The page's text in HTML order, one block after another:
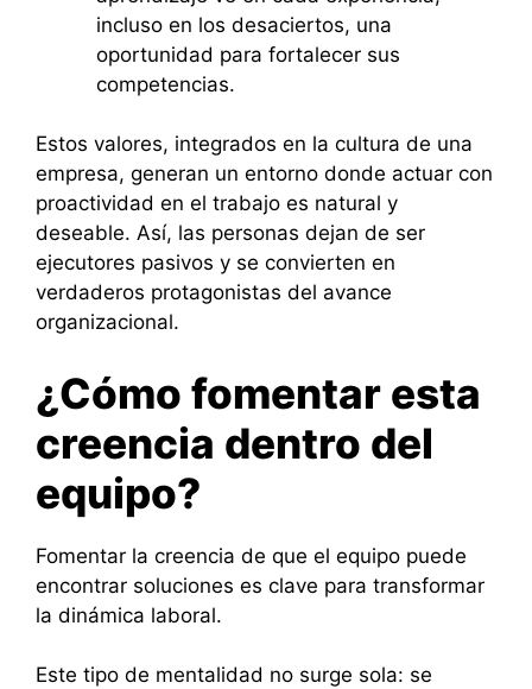
incluso en los desaciertos, una
oportunidad para fortalecer sus
competencias.
Estos valores, integrados en la cultura de una
empresa, generan un entorno donde actuar con
proactividad en el trabajo es natural y
deseable. Así, las personas dejan de ser
ejecutores pasivos y se convierten en
verdaderos protagonistas del avance
organizacional.
¿Cómo fomentar esta
creencia dentro del
equipo?
Fomentar la creencia de que el equipo puede
encontrar soluciones es clave para transformar
la dinámica laboral.
Este tipo de mentalidad no surge sola: se